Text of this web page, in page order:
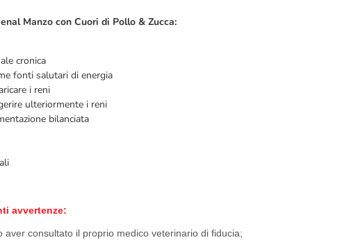
Manzo con Cuori di Pollo & Zucca:
cronica
fonti salutari di energia
i reni
ulteriormente i reni
bilanciata
avvertenze:
consultato il proprio medico veterinario di fiducia;